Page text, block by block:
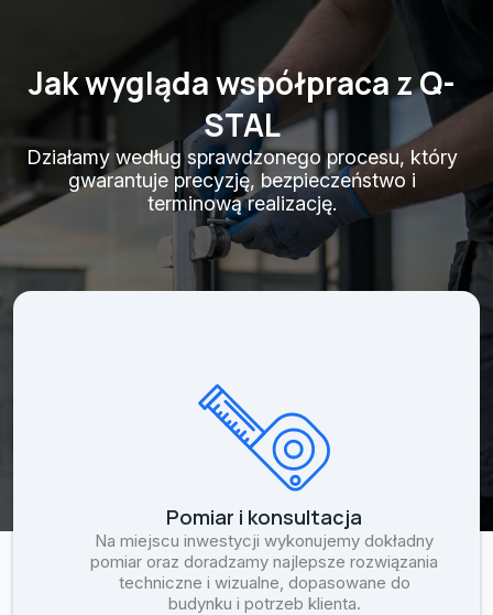
Jak wygląda współpraca z Q-
STAL
Działamy według sprawdzonego procesu, który
gwarantuje precyzję, bezpieczeństwo i
terminową realizację.
Pomiar i konsultacja
Na miejscu inwestycji wykonujemy dokładny
pomiar oraz doradzamy najlepsze rozwiązania
techniczne i wizualne, dopasowane do
budynku i potrzeb klienta.